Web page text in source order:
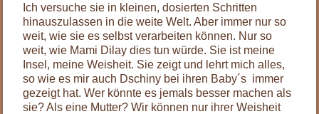
Ich versuche sie in kleinen, dosierten Schritten
hinauszulassen in die weite Welt. Aber immer nur so
weit, wie sie es selbst verarbeiten können. Nur so
weit, wie Mami Dilay dies tun würde. Sie ist meine
Insel, meine Weisheit. Sie zeigt und lehrt mich alles,
so wie es mir auch Dschiny bei ihren Baby´s immer
gezeigt hat. Wer könnte es jemals besser machen als
sie? Als eine Mutter? Wir können nur ihrer Weisheit